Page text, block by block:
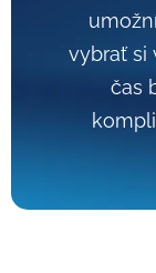
vybrať si
čas